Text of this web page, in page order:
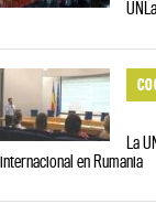
La
internacional en Rumania